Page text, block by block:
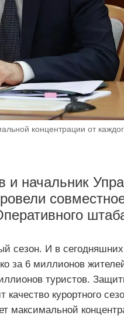
концентрации от
и начальник
сезон. И в
за 6 миллионов
туристов.
курортного
максимальной